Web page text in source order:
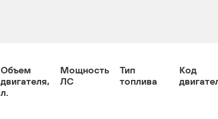
Объем
двигателя,
л.
Мощность
ЛС
Тип
топлива
Код